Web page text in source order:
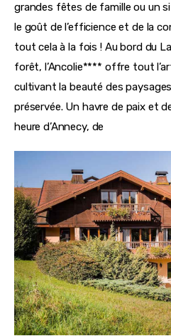
grandes fêtes de famille ou un
le goût de l’efficience et de la
tout cela à la fois ! Au bord du
forêt, l’Ancolie**** offre tout
cultivant la beauté des
préservée. Un havre de paix et
heure d’Annecy, de